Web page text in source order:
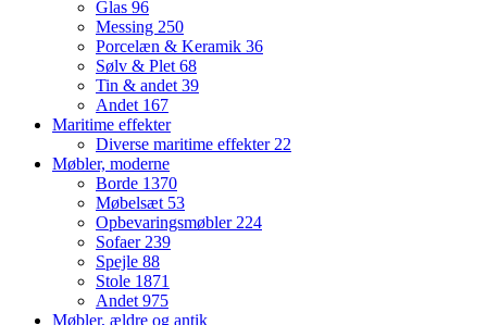
Glas 96
Messing 250
Porcelæn & Keramik 36
Sølv & Plet68
Tin & andet39
Andet 167
Maritime effekter
Diverse maritime effekter22
Møbler, moderne
Borde 1370
Møbelsæt 53
Opbevaringsmøbler224
Sofaer239
Spejle 88
Stole 1871
Andet975
Møbler, ældre og antik